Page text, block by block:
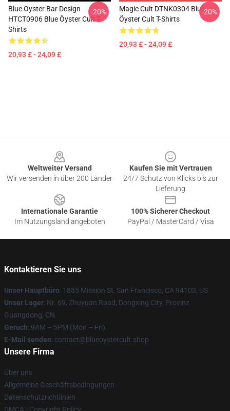
Blue Oyster Bar Design
HTCT0906 Blue Öyster Cult T-
Shirts
20,93 £ - 24,09 £
-20%
Magic Cult DTNK0304 Blue
Öyster Cult T-Shirts
20,93 £ - 24,09 £
-20%
Weltweiter Versand
Wir versenden in über 200 Länder
Kaufen Sie mit Vertrauen
24/7 Schutz von Klicks bis zur
Lieferung
Internationale Garantie
Im Nutzungsland angeboten
100% Sicherer Checkout
PayPal / MasterCard / Visa
Kontaktieren Sie uns
Unser Hauptbüro: 1885 Mission St, San Francisco, CA 94103, US
Unser Lager: Nr. 69, Zhuyuan Road, Dongxing City, Provinz
Guangdong, CN
Geruch: 9AM – 5PM (Mon – Fri)
E-Mail senden: contact@blueoystercult.shop
Unsere Firma
Über uns
Allgemeine Geschäftsbedingungen
Datenschutzrichtlinien